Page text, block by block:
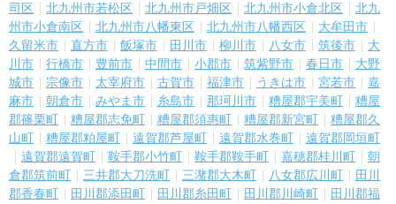
司区
北九州市若松区 北九州市戸畑区 北九州市小倉北区
北九
州市小倉南区
北九州市八幡東区 北九州市八幡西区
大牟田市
久留米市
直方市 飯塚市 田川市 柳川市 八女市 筑後市
大
川市
行橋市 豊前市 中間市 小郡市 筑紫野市 春日市
大野
城市
宗像市 太宰府市 古賀市 福津市 うきは市 宮若市
嘉
麻市
朝倉市 みやま市 糸島市 那珂川市 糟屋郡宇美町
糟屋
郡篠栗町
糟屋郡志免町 糟屋郡須惠町 糟屋郡新宮町
糟屋郡久
山町
糟屋郡粕屋町 遠賀郡芦屋町 遠賀郡水巻町
遠賀郡岡垣町
遠賀郡遠賀町
鞍手郡小竹町 鞍手郡鞍手町 嘉穂郡桂川町
朝
倉郡筑前町
三井郡大刀洗町 三潴郡大木町 八女郡広川町
田川
郡香春町
田川郡添田町 田川郡糸田町 田川郡川崎町
田川郡福